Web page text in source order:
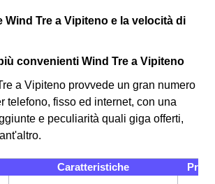
Wind Tre a Vipiteno e la velocità di
convenienti Wind Tre a Vipiteno
a Vipiteno provvede un gran numero
telefono, fisso ed internet, con una
e peculiarità quali giga offerti,
Caratteristiche